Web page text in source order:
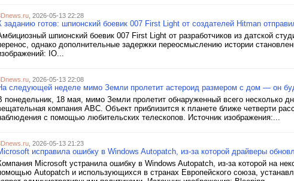
, 2026-05-13 22:28
заданию готов: шпионский боевик 007 First Light от создателей Hitman
шпионский боевик 007 First Light от разработчиков из датской
однако дополнительные задержки переосмыслению истории
IO...
, 2026-05-13 22:08
следующей неделе мимо Земли пролетит астероид размером с дом — он
понедельник, 18 мая, мимо Земли пролетит обнаруженный всего несколько
компания ABC. Объект приблизится к планете ближе четверти
с помощью любительских телескопов. Источник изображения:...
, 2026-05-13 21:23
исправила ошибку в Windows Autopatch, из-за которой драйверы
Microsoft устранила ошибку в Windows Autopatch, из-за которой на
Autopatch и использующихся в странах Европейского союза,